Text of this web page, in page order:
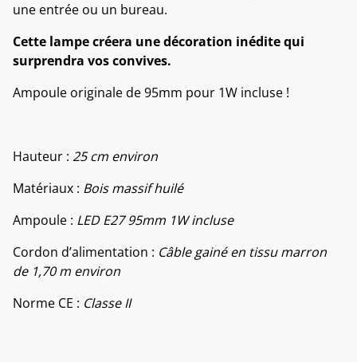
une entrée ou un bureau.
Cette lampe créera une décoration inédite qui
surprendra vos convives.
Ampoule originale de 95mm pour 1W incluse !
Hauteur : 25 cm environ
Matériaux : Bois massif huilé
Ampoule : LED E27 95mm 1W incluse
Cordon d’alimentation : Câble gainé en tissu marron
de 1,70 m environ
Norme CE : Classe II